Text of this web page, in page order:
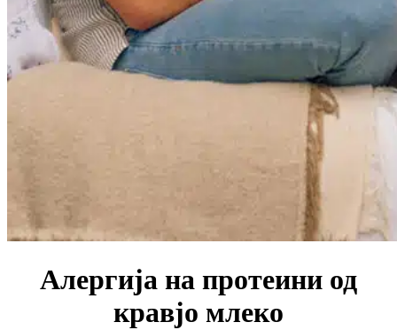
Алергија на протеини од
кравјо млеко